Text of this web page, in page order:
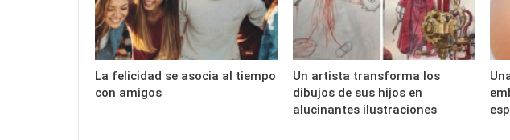
La felicidad se asocia al tiempo
con amigos
Un artista transforma los
dibujos de sus hijos en
alucinantes ilustraciones